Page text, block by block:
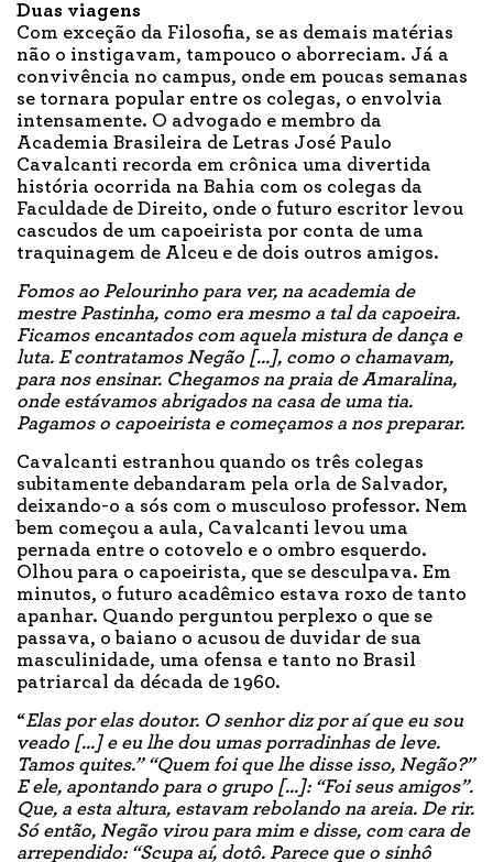
Duas viagens
Com exceção da Filosofia, se as demais matérias
não o instigavam, tampouco o aborreciam. Já a
convivência no campus, onde em poucas semanas
se tornara popular entre os colegas, o envolvia
intensamente. O advogado e membro da
Academia Brasileira de Letras José Paulo
Cavalcanti recorda em crônica uma divertida
história ocorrida na Bahia com os colegas da
Faculdade de Direito, onde o futuro escritor levou
cascudos de um capoeirista por conta de uma
traquinagem de Alceu e de dois outros amigos.
Fomos ao Pelourinho para ver, na academia de
mestre Pastinha, como era mesmo a tal da capoeira.
Ficamos encantados com aquela mistura de dança e
luta. E contratamos Negão [...], como o chamavam,
para nos ensinar. Chegamos na praia de Amaralina,
onde estávamos abrigados na casa de uma tia.
Pagamos o capoeirista e começamos a nos preparar.
Cavalcanti estranhou quando os três colegas
subitamente debandaram pela orla de Salvador,
deixando-o a sós com o musculoso professor. Nem
bem começou a aula, Cavalcanti levou uma
pernada entre o cotovelo e o ombro esquerdo.
Olhou para o capoeirista, que se desculpava. Em
minutos, o futuro acadêmico estava roxo de tanto
apanhar. Quando perguntou perplexo o que se
passava, o baiano o acusou de duvidar de sua
masculinidade, uma ofensa e tanto no Brasil
patriarcal da década de 1960.
“Elas por elas doutor. O senhor diz por aí que eu sou
veado [...] e eu lhe dou umas porradinhas de leve.
Tamos quites.” “Quem foi que lhe disse isso, Negão?”
E ele, apontando para o grupo [...]: “Foi seus amigos”.
Que, a esta altura, estavam rebolando na areia. De rir.
Só então, Negão virou para mim e disse, com cara de
arrependido: “Scupa aí, dotô. Parece que o sinhô